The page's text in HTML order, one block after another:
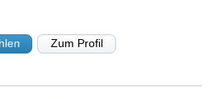
Zum Profil